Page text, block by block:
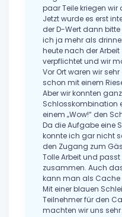
paar Teile kriegen
Jetzt wurde es erst
der D-Wert dann
ich ja mehr als
heute nach der
verpflichtet und wir
Vor Ort waren wir
schon mit einem
Aber wir konnten
Schlosskombination
einem „Wow!“ den
Da die Aufgabe eine
konnte ich gar nicht
den Zugang zum
Tolle Arbeit und
zusammen. Auch
kann man als Cache
Mit einer blauen
Teilnehmer für den
machten wir uns